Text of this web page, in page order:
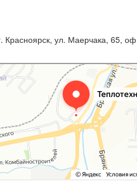
Красноярск, ул. Маерчака, 65,